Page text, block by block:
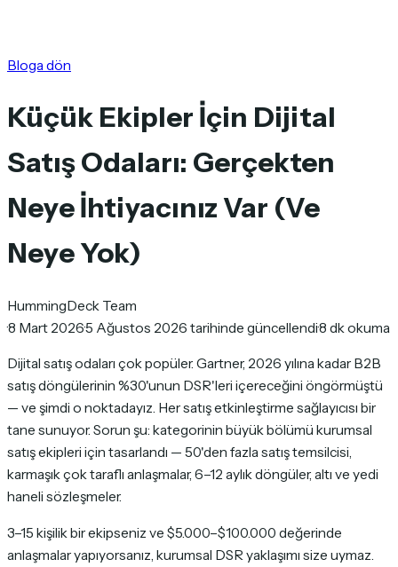
Bloga dön
Küçük Ekipler İçin Dijital
Satış Odaları: Gerçekten
Neye İhtiyacınız Var (Ve
Neye Yok)
HummingDeck Team
·8 Mart 2026·5 Ağustos 2026 tarihinde güncellendi·8 dk okuma
Dijital satış odaları çok popüler. Gartner, 2026 yılına kadar B2B
satış döngülerinin %30'unun DSR'leri içereceğini öngörmüştü
— ve şimdi o noktadayız. Her satış etkinleştirme sağlayıcısı bir
tane sunuyor. Sorun şu: kategorinin büyük bölümü kurumsal
satış ekipleri için tasarlandı — 50'den fazla satış temsilcisi,
karmaşık çok taraflı anlaşmalar, 6–12 aylık döngüler, altı ve yedi
haneli sözleşmeler.
3–15 kişilik bir ekipseniz ve $5.000–$100.000 değerinde
anlaşmalar yapıyorsanız, kurumsal DSR yaklaşımı size uymaz.